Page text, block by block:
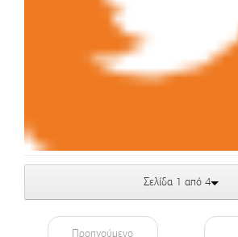
Σελίδα 1 από 4
Προηγούμενο